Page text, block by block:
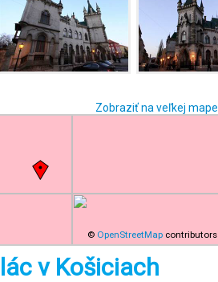
Zobraziť na veľkej mape
© OpenStreetMap contributors
v Košiciach